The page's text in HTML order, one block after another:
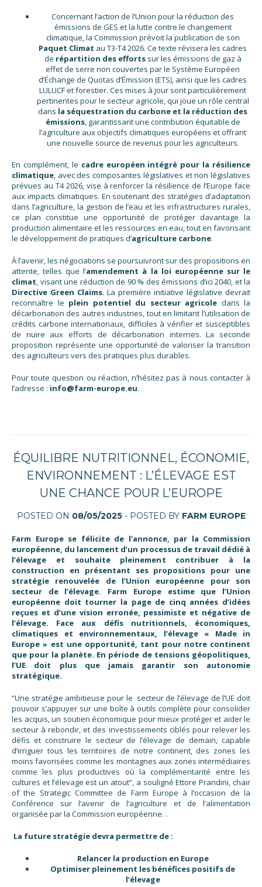
Concernant l’action de l’Union pour la réduction des
émissions de GES et la lutte contre le changement
climatique, la Commission prévoit la publication de son
Paquet Climat au T3-T4 2026. Ce texte révisera les cadres
de répartition des effortssur les émissions de gaz à
effet de serre non couvertes par le Système Européen
d’Échange de Quotas d’Émission (ETS), ainsi que les cadres
LULUCF et forestier. Ces mises à jour sont particulièrement
pertinentes pour le secteur agricole, qui joue un rôle central
dans la séquestration du carbone et la réduction des
émissions, garantissant une contribution équitable de
l’agriculture aux objectifs climatiques européens et offrant
une nouvelle source de revenus pour les agriculteurs.
En complément, le cadre européen intégré pour la résilience
climatique, avec des composantes législatives et non législatives
prévues au T4 2026, vise à renforcer la résilience de l’Europe face
aux impacts climatiques. En soutenant des stratégies d’adaptation
dans l’agriculture, la gestion de l’eau et les infrastructures rurales,
ce plan constitue une opportunité de protéger davantage la
production alimentaire et les ressources en eau, tout en favorisant
le développement de pratiques d’agriculture carbone.
À l’avenir, les négociations se poursuivront sur des propositions en
attente, telles que l’amendement à la loi européenne sur le
climat, visant une réduction de 90 % des émissions d’ici 2040, et la
Directive Green Claims. La première initiative législative devrait
reconnaître le plein potentiel du secteur agricole dans la
décarbonation des autres industries, tout en limitant l’utilisation de
crédits carbone internationaux, difficiles à vérifier et susceptibles
de nuire aux efforts de décarbonation internes. La seconde
proposition représente une opportunité de valoriser la transition
des agriculteurs vers des pratiques plus durables.
Pour toute question ou réaction, n’hésitez pas à nous contacter à
l’adresse : info@farm-europe.eu.
ÉQUILIBRE NUTRITIONNEL, ÉCONOMIE,
ENVIRONNEMENT : L’ÉLEVAGE EST
UNE CHANCE POUR L’EUROPE
POSTED ON 08/05/2025- POSTED BY FARM EUROPE
Farm Europe se félicite de l’annonce, par la Commission
européenne, du lancement d’un processus de travail dédié à
l’élevage et souhaite pleinement contribuer à la
construction en présentant ses propositions pour une
stratégie renouvelée de l’Union européenne pour son
secteur de l’élevage. Farm Europe estime que l’Union
européenne doit tourner la page de cinq années d’idées
reçues et d’une vision erronée, pessimiste et négative de
l’élevage. Face aux défis nutritionnels, économiques,
climatiques et environnementaux, l’élevage « Made in
Europe » est une opportunité, tant pour notre continent
que pour la planète. En période de tensions géopolitiques,
l’UE doit plus que jamais garantir son autonomie
stratégique.
“Une stratégie ambitieuse pour le secteur de l’élevage de l’UE doit
pouvoir s’appuyer sur une boîte à outils complète pour consolider
les acquis, un soutien économique pour mieux protéger et aider le
secteur à rebondir, et des investissements ciblés pour relever les
défis et construire le secteur de l’élevage de demain, capable
d’irriguer tous les territoires de notre continent, des zones les
moins favorisées comme les montagnes aux zones intermédiaires
comme les plus productives où la complémentarité entre les
cultures et l’élevage est un atout”, a souligné Ettore Prandini, chair
of the Strategic Committee de Farm Europe à l’occasion de la
Conférence sur l’avenir de l’agriculture et de l’alimentation
organisée par la Commission européenne. .
La future stratégie devra permettre de :
Relancer la production en Europe
Optimiser pleinement les bénéfices positifs de
l’élevage